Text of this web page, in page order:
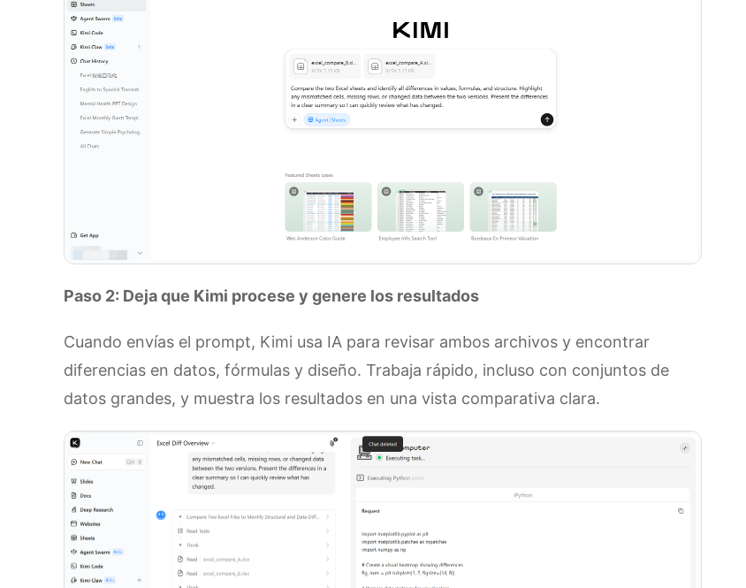
Paso 2: Deja que Kimi procese y genere los resultados
Cuando envías el prompt, Kimi usa IA para revisar ambos archivos y encontrar
diferencias en datos, fórmulas y diseño. Trabaja rápido, incluso con conjuntos de
datos grandes, y muestra los resultados en una vista comparativa clara.